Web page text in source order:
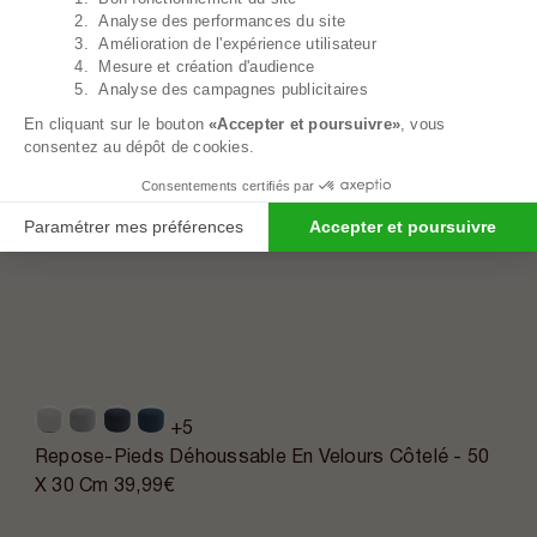
+5
Repose-Pieds Déhoussable En Velours Côtelé - 50
X 30 Cm 39,99€
2. Analyse des performances du site
3. Amélioration de l'expérience utilisateur
4. Mesure et création d'audience
5. Analyse des campagnes publicitaires
En cliquant sur le bouton«Accepter et poursuivre» , vous
consentez au dépôt de cookies.
Consentements certifiés par
Paramétrer mes préférences Accepter et poursuivre